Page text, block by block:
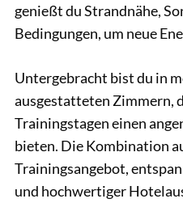
genießt du Strandnähe,
Bedingungen, um neue
Untergebracht bist du in
ausgestatteten Zimmern,
Trainingstagen einen
bieten. Die Kombination
Trainingsangebot,
und hochwertiger